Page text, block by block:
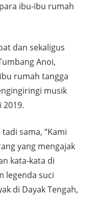
ibu-ibu rumah
dan sekaligus
Anoi,
rumah tangga
musik
2019.
sama, “Kami
yang mengajak
kata-kata di
legenda suci
di Dayak Tengah,